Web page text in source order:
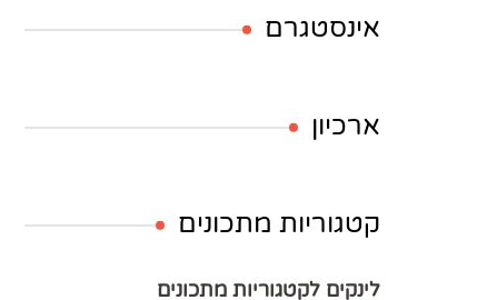
אינסטגרם
ארכיון
קטגוריות מתכונים
לינקים לקטגוריות מתכונים